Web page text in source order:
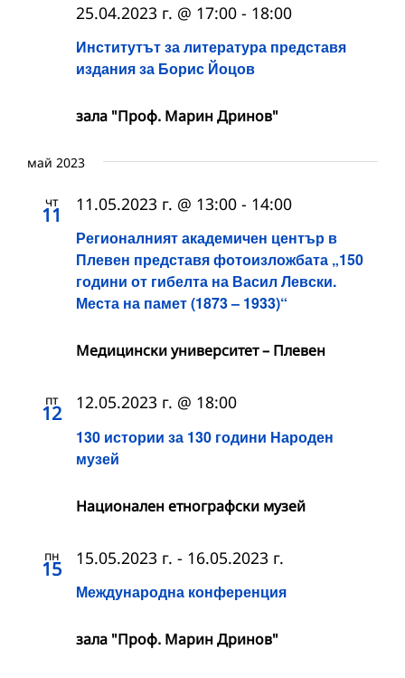
Институтът за литература представя
издания за Борис Йоцов
25.04.2023 г. @ 17:00 - 18:00
зала "Проф. Марин Дринов"
май 2023
чт
11
Регионалният академичен център в
Плевен представя фотоизложбата „150
години от гибелта на Васил Левски.
Места на памет (1873 – 1933)“
11.05.2023 г. @ 13:00 - 14:00
Медицински университет – Плевен
пт
12
130 истории за 130 години Народен
музей
12.05.2023 г. @ 18:00
Националeн етнографски музей
пн
15
Международна конференция
15.05.2023 г. - 16.05.2023 г.
зала "Проф. Марин Дринов"